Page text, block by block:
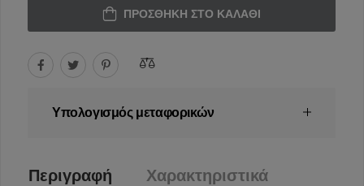
ΠΡΟΣΘΉΚΗ ΣΤΟ ΚΑΛΆΘΙ
Υπολογισμός μεταφορικών
Περιγραφή Χαρακτηριστικά